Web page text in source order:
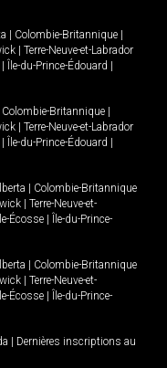
Colombie-Britannique
Terre-Neuve-et-Labrador
Île-du-Prince-Édouard
Colombie-Britannique
Terre-Neuve-et-Labrador
Île-du-Prince-Édouard
Colombie-Britannique
Terre-Neuve-et-
Écosse
Île-du-Prince-
Colombie-Britannique
Terre-Neuve-et-
Écosse
Île-du-Prince-
Dernières inscriptions au